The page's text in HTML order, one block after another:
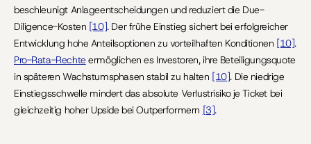
beschleunigt Anlageentscheidungen und reduziert die Due-
Diligence-Kosten [10]. Der frühe Einstieg sichert bei erfolgreicher
Entwicklung hohe Anteilsoptionen zu vorteilhaften Konditionen [10].
Pro-Rata-Rechte ermöglichen es Investoren, ihre Beteiligungsquote
in späteren Wachstumsphasen stabil zu halten [10]. Die niedrige
Einstiegsschwelle mindert das absolute Verlustrisiko je Ticket bei
gleichzeitig hoher Upside bei Outperformern [3].